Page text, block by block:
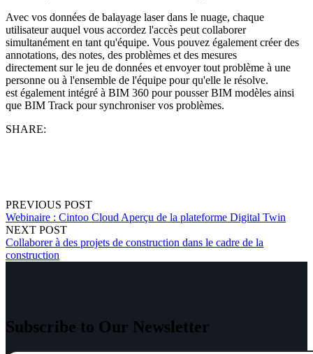
Avec vos données de balayage laser dans le nuage, chaque
utilisateur auquel vous accordez l'accès peut collaborer
simultanément en tant qu'équipe. Vous pouvez également créer des
annotations, des notes, des problèmes et des mesures
directement sur le jeu de données et envoyer tout problème à une
personne ou à l'ensemble de l'équipe pour qu'elle le résolve.
est également intégré à BIM 360 pour pousser BIM modèles ainsi
que BIM Track pour synchroniser vos problèmes.
SHARE:
PREVIOUS POST
Webinaire : Cintoo Cloud Aperçu de la plateforme Digital Twin
NEXT POST
Collaborer à des projets de construction dans le cadre de la
construction
Subscribe to Our Newsletter